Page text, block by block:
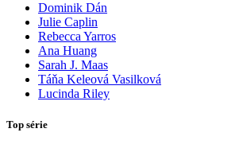
Dominik Dán
Julie Caplin
Rebecca Yarros
Ana Huang
Sarah J. Maas
Táňa Keleová Vasilková
Lucinda Riley
Top série